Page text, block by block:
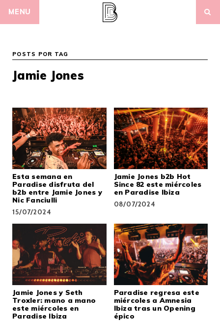
MENU
POSTS POR TAG
Jamie Jones
Esta semana en
Paradise disfruta del
b2b entre Jamie Jones y
Nic Fanciulli
15/07/2024
Jamie Jones b2b Hot
Since 82 este miércoles
en Paradise Ibiza
08/07/2024
Jamie Jones y Seth
Troxler: mano a mano
este miércoles en
Paradise Ibiza
Paradise regresa este
miércoles a Amnesia
Ibiza tras un Opening
épico